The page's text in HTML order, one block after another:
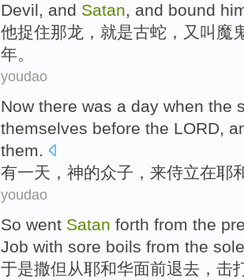
Devil, and Satan, and bound
他捉住那龙 ， 就是古蛇 ，又叫 魔
年。
youdao
Now there was a day when the
themselves before the LORD,
them.
有一天， 神的众子， 来侍立在耶
youdao
So went Satan forth from the
Job with sore boils from the
于是撒但 从耶和华面前退去， 击